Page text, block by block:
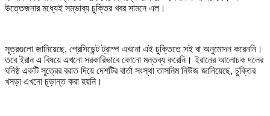
উত্তেজনার মধ্যেই সম্ভাব্য চুক্তির খবর সামনে এল।
সূত্রগুলো জানিয়েছে, প্রেসিডেন্ট ট্রাম্প এখনো এই চুক্তিতে সই বা অনুমোদন করেননি।
তবে ইরান এ বিষয়ে এখনো সরকারিভাবে কোনো মন্তব্য করেনি। ইরানের আলোচক দলের
ঘনিষ্ঠ একটি সূত্রের বরাত দিয়ে দেশটির বার্তা সংস্থা তাসনিম নিউজ জানিয়েছে, চুক্তির
খসড়া এখনো চূড়ান্ত করা হয়নি।